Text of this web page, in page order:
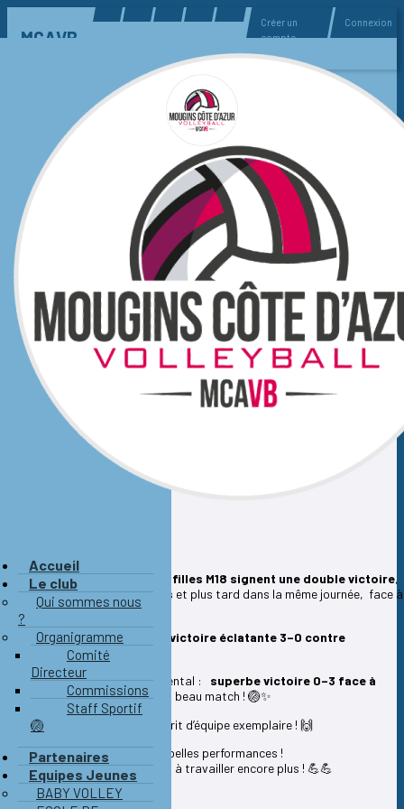
MCAVB
Créer un
compte
Connexion
Accueil
Le club
Qui sommes nous
?
Organigramme
Comité
Directeur
Commissions
Staff Sportif
🏐
Partenaires
Equipes Jeunes
BABY VOLLEY
💥 DIMANCHE 6-0 POUR
NOS M18F1 ⚡️⚡️
Double victoire pour nos fille M18 🎉
23 mars 2026 à 10H00
Articles Saison 2025-2026
Ce dimanche 22 mars,nos filles M18 signent une double victoire,
d'abord face àJonquières et plus tard dans la même journée, face à
Monaco.
🏐 Championnat régional :
victoire éclatante 3–0 contre
Jonquières🔥
🏐 Championnat départemental : superbe victoire 0–3 face à
Monaco, au terme d’un très beau match ! 🏐✨
Du jeu, de l’énergie et un esprit d’équipe exemplaire ! 🙌
👏 Bravo les filles pour ces belles performances !
On continue à progresser et à travailler encore plus ! 💪💪
Allez Mougins !💙🤍🏐